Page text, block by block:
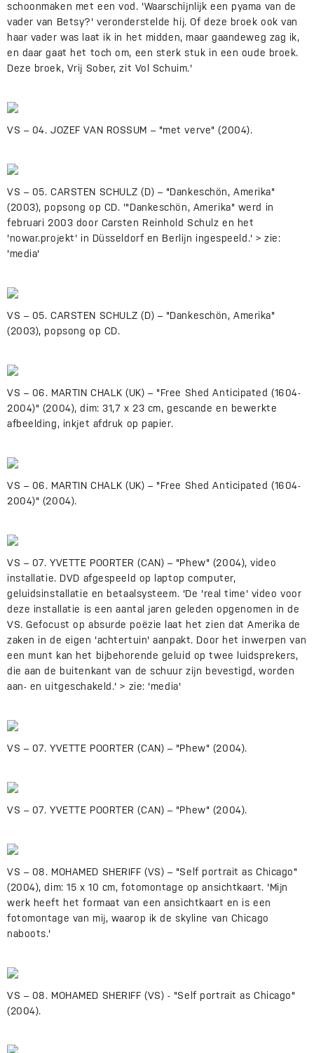
schoonmaken met een vod. 'Waarschijnlijk een pyama van de
vader van Betsy?' veronderstelde hij. Of deze broek ook van
haar vader was laat ik in het midden, maar gaandeweg zag ik,
en daar gaat het toch om, een sterk stuk in een oude broek.
Deze broek, Vrij Sober, zit Vol Schuim.'
VS – 04. JOZEF VAN ROSSUM – "met verve" (2004).
VS – 05. CARSTEN SCHULZ (D) – "Dankeschön, Amerika"
(2003), popsong op CD. '"Dankeschön, Amerika" werd in
februari 2003 door Carsten Reinhold Schulz en het
'nowar.projekt' in Düsseldorf en Berlijn ingespeeld.' > zie:
'media'
VS – 05. CARSTEN SCHULZ (D) – "Dankeschön, Amerika"
(2003), popsong op CD.
VS – 06. MARTIN CHALK (UK) – "Free Shed Anticipated (1604-
2004)" (2004), dim: 31,7 x 23 cm, gescande en bewerkte
afbeelding, inkjet afdruk op papier.
VS – 06. MARTIN CHALK (UK) – "Free Shed Anticipated (1604-
2004)" (2004).
VS – 07. YVETTE POORTER (CAN) – "Phew" (2004), video
installatie. DVD afgespeeld op laptop computer,
geluidsinstallatie en betaalsysteem. 'De 'real time' video voor
deze installatie is een aantal jaren geleden opgenomen in de
VS. Gefocust op absurde poëzie laat het zien dat Amerika de
zaken in de eigen 'achtertuin' aanpakt. Door het inwerpen van
een munt kan het bijbehorende geluid op twee luidsprekers,
die aan de buitenkant van de schuur zijn bevestigd, worden
aan- en uitgeschakeld.' > zie: 'media'
VS – 07. YVETTE POORTER (CAN) – "Phew" (2004).
VS – 07. YVETTE POORTER (CAN) – "Phew" (2004).
VS – 08. MOHAMED SHERIFF (VS) – "Self portrait as Chicago"
(2004), dim: 15 x 10 cm, fotomontage op ansichtkaart. 'Mijn
werk heeft het formaat van een ansichtkaart en is een
fotomontage van mij, waarop ik de skyline van Chicago
naboots.'
VS – 08. MOHAMED SHERIFF (VS) - "Self portrait as Chicago"
(2004).